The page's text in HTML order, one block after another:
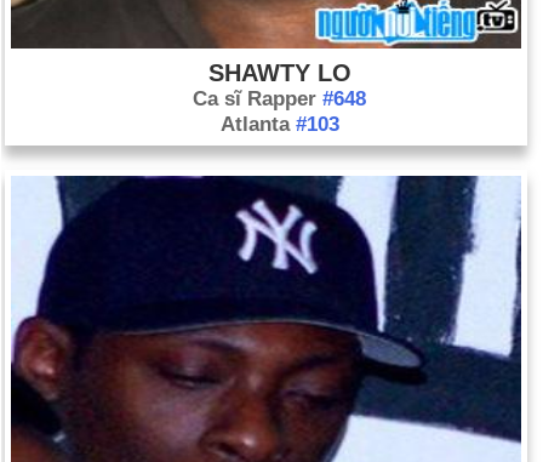
SHAWTY LO
Ca sĩ Rapper #648
Atlanta #103